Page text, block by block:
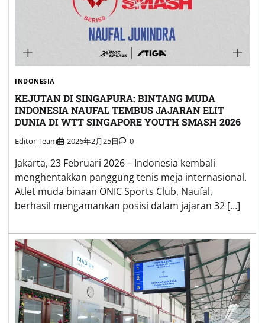
INDONESIA
KEJUTAN DI SINGAPURA: BINTANG MUDA
INDONESIA NAUFAL TEMBUS JAJARAN ELIT
DUNIA DI WTT SINGAPORE YOUTH SMASH 2026
Editor Team 2026年2月25日 0
Jakarta, 23 Februari 2026 – Indonesia kembali
menghentakkan panggung tenis meja internasional.
Atlet muda binaan ONIC Sports Club, Naufal,
berhasil mengamankan posisi dalam jajaran 32 […]